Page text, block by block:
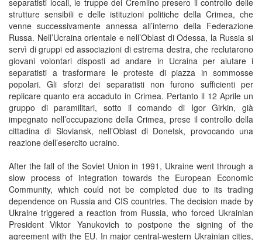
separatisti locali, le truppe del Cremlino presero il controllo delle
strutture sensibili e delle istituzioni politiche della Crimea, che
venne successivamente annessa all’interno della Federazione
Russa. Nell’Ucraina orientale e nell’Oblast di Odessa, la Russia si
servì di gruppi ed associazioni di estrema destra, che reclutarono
giovani volontari disposti ad andare in Ucraina per aiutare i
separatisti a trasformare le proteste di piazza in sommosse
popolari. Gli sforzi dei separatisti non furono sufficienti per
replicare quanto era accaduto in Crimea. Pertanto il 12 Aprile un
gruppo di paramilitari, sotto il comando di Igor Girkin, già
impegnato nell’occupazione della Crimea, prese il controllo della
cittadina di Sloviansk, nell’Oblast di Donetsk, provocando una
reazione dell’esercito ucraino.
After the fall of the Soviet Union in 1991, Ukraine went through a
slow process of integration towards the European Economic
Community, which could not be completed due to its trading
dependence on Russia and CIS countries. The decision made by
Ukraine triggered a reaction from Russia, who forced Ukrainian
President Viktor Yanukovich to postpone the signing of the
agreement with the EU. In major central-western Ukrainian cities,